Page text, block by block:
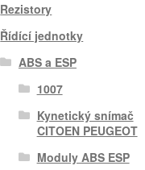
Rezistory
Řídící jednotky
ABS a ESP
1007
Kynetický snímač
CITOEN PEUGEOT
Moduly ABS ESP